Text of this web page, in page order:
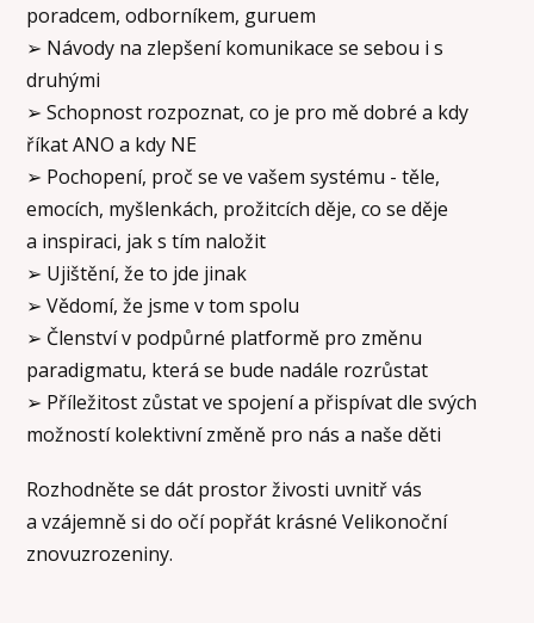
poradcem, odborníkem, guruem
➢ Návody na zlepšení komunikace se sebou i s
druhými
➢ Schopnost rozpoznat, co je pro mě dobré a kdy
říkat ANO a kdy NE
➢ Pochopení, proč se ve vašem systému - těle,
emocích, myšlenkách, prožitcích děje, co se děje
a inspiraci, jak s tím naložit
➢ Ujištění, že to jde jinak
➢ Vědomí, že jsme v tom spolu
➢ Členství v podpůrné platformě pro změnu
paradigmatu, která se bude nadále rozrůstat
➢ Příležitost zůstat ve spojení a přispívat dle svých
možností kolektivní změně pro nás a naše děti
Rozhodněte se dát prostor živosti uvnitř vás
a vzájemně si do očí popřát krásné Velikonoční
znovuzrozeniny.